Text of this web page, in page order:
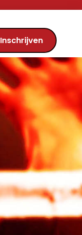
Inschrijven